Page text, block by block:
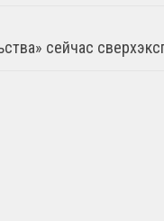
сейчас